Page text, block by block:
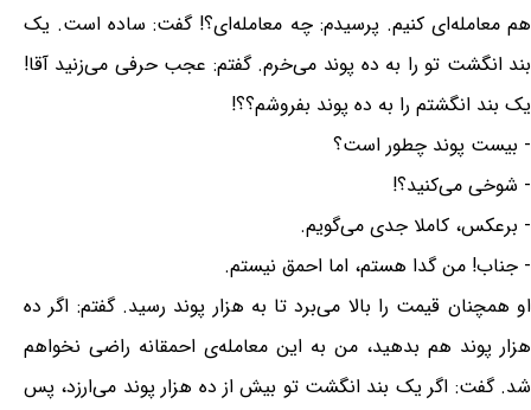
هم معامله‌ای کنیم. پرسیدم: چه معامله‌ای؟! گفت: ساده است. یک
بند انگشت تو را به ده پوند می‌خرم. گفتم: عجب حرفی می‌زنید آقا!
یک بند انگشتم را به ده پوند بفروشم؟؟!
- بیست پوند چطور است؟
- شوخی می‌کنید؟!
- برعکس، کاملا جدی می‌گویم.
- جناب! من گدا هستم، اما احمق نیستم.
او همچنان قیمت را بالا می‌برد تا به هزار پوند رسید. گفتم: اگر ده
هزار پوند هم بدهید، من به این معامله‌ی احمقانه راضی نخواهم
شد. گفت: اگر یک بند انگشت تو بیش از ده هزار پوند می‌ارزد، پس